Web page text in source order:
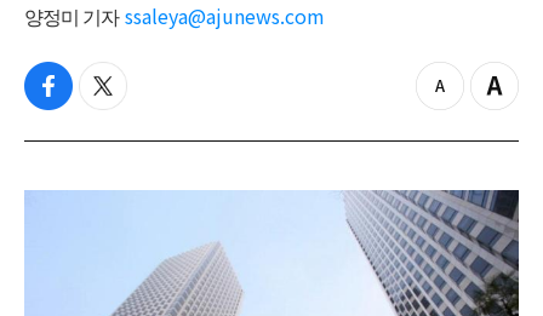
양정미 기자 ssaleya@ajunews.com
f
c
b
t
i
t
z
o
o
u
t
Z
o
i
n